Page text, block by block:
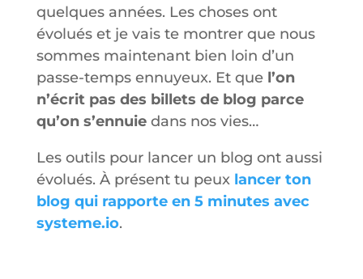
quelques années. Les choses ont
évolués et je vais te montrer que nous
sommes maintenant bien loin d’un
passe-temps ennuyeux. Et que l’on
n’écrit pas des billets de blog parce
qu’on s’ennuiedans nos vies…
Les outils pour lancer un blog ont aussi
évolués. À présent tu peux lancer ton
blog qui rapporte en 5 minutes avec
systeme.io.